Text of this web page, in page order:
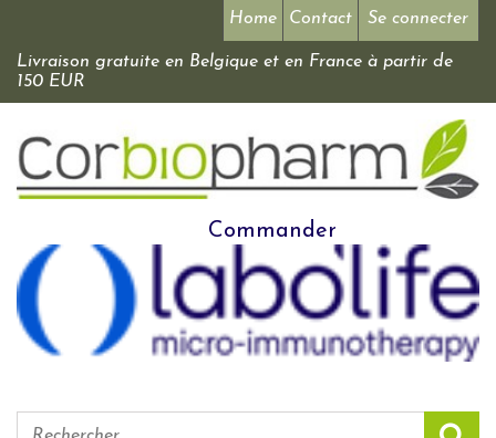
Se connecter
Home Contact
Livraison gratuite en Belgique et en France à partir de
150 EUR
Commander